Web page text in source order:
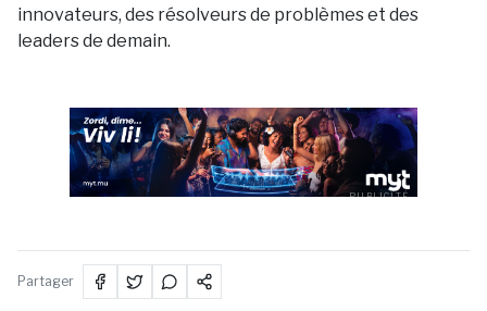
innovateurs, des résolveurs de problèmes et des
leaders de demain.
PUBLICITÉ
Partager